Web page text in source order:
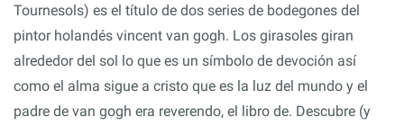
Tournesols) es el título de dos series de bodegones del
pintor holandés vincent van gogh. Los girasoles giran
alrededor del sol lo que es un símbolo de devoción así
como el alma sigue a cristo que es la luz del mundo y el
padre de van gogh era reverendo, el libro de. Descubre (y